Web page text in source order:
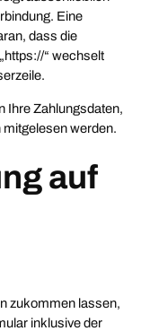
Eine
dass die
“ wechselt
Ihre Zahlungsdaten,
mitgelesen werden.
auf
zukommen lassen,
inklusive der